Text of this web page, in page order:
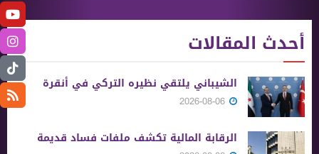
أحدث المقالات
الشيباني يلتقي نظيره التركي في أنقرة
الرقابة المالية تكشف ملفات فساد قديمة